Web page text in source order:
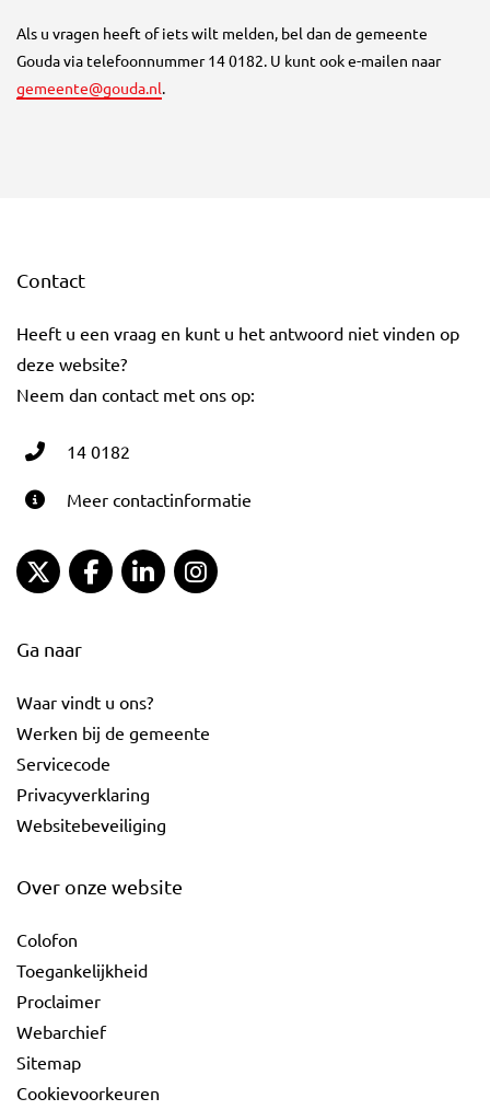
Als u vragen heeft of iets wilt melden, bel dan de gemeente
Gouda via telefoonnummer 14 0182. U kunt ook e-mailen naar
gemeente@gouda.nl
Contact
Heeft u een vraag en kunt u het antwoord niet vinden op
deze website?
Neem dan contact met ons op:
14 0182
Meer contactinformatie
Gemeente Gouda Twitter
Gemeente Gouda Facebook
Gemeente Gouda LinkedIn
Ga naar
Waar vindt u ons?
Werken bij de gemeente
Servicecode
Privacyverklaring
Websitebeveiliging
Over onze website
Colofon
Toegankelijkheid
Proclaimer
Webarchief
Sitemap
Cookievoorkeuren